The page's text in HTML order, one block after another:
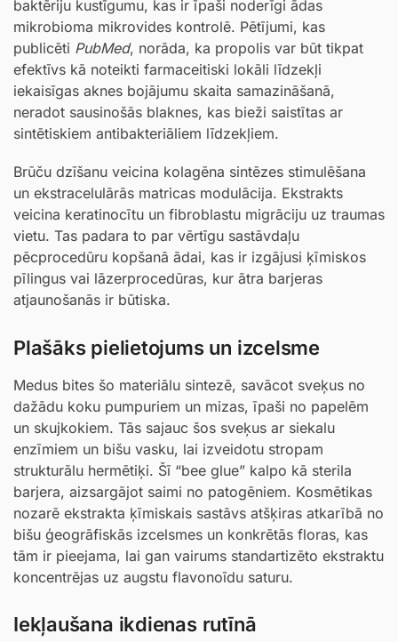
baktēriju kustīgumu, kas ir īpaši noderīgi ādas
mikrobioma mikrovides kontrolē. Pētījumi, kas
publicēti PubMed, norāda, ka propolis var būt tikpat
efektīvs kā noteikti farmaceitiski lokāli līdzekļi
iekaisīgas aknes bojājumu skaita samazināšanā,
neradot sausinošās blaknes, kas bieži saistītas ar
sintētiskiem antibakteriāliem līdzekļiem.
Brūču dzīšanu veicina kolagēna sintēzes stimulēšana
un ekstracelulārās matricas modulācija. Ekstrakts
veicina keratinocītu un fibroblastu migrāciju uz traumas
vietu. Tas padara to par vērtīgu sastāvdaļu
pēcprocedūru kopšanā ādai, kas ir izgājusi ķīmiskos
pīlingus vai lāzerprocedūras, kur ātra barjeras
atjaunošanās ir būtiska.
Plašāks pielietojums un izcelsme
Medus bites šo materiālu sintezē, savācot sveķus no
dažādu koku pumpuriem un mizas, īpaši no papelēm
un skujkokiem. Tās sajauc šos sveķus ar siekalu
enzīmiem un bišu vasku, lai izveidotu stropam
strukturālu hermētiķi. Šī “bee glue” kalpo kā sterila
barjera, aizsargājot saimi no patogēniem. Kosmētikas
nozarē ekstrakta ķīmiskais sastāvs atšķiras atkarībā no
bišu ģeogrāfiskās izcelsmes un konkrētās floras, kas
tām ir pieejama, lai gan vairums standartizēto ekstraktu
koncentrējas uz augstu flavonoīdu saturu.
Iekļaušana ikdienas rutīnā